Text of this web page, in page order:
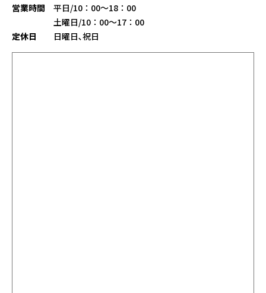
営業時間
平日/10：00～18：00
土曜日/10：00～17：00
定休日
日曜日､祝日